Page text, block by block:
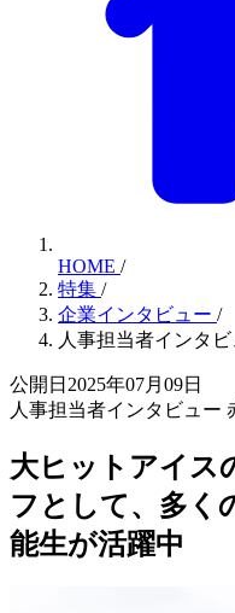
HOME /
特集 /
企業インタビュー /
人事担当者インタ
公開日2025年07月09日
人事担当者インタビュー
大ヒットアイス
フとして、多く
能生が活躍中